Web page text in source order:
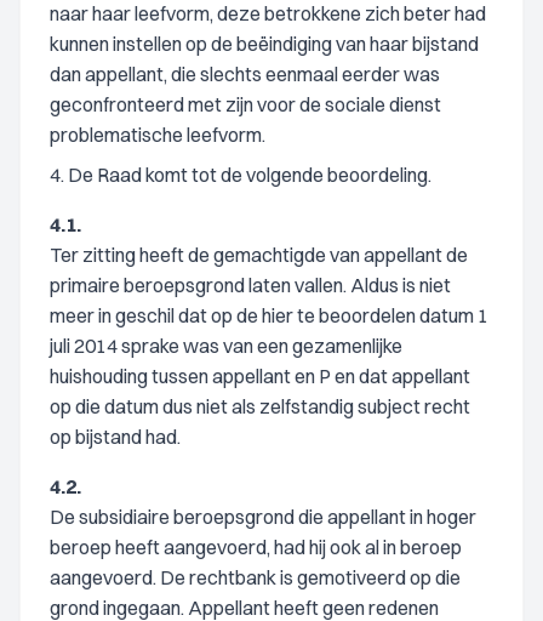
naar haar leefvorm, deze betrokkene zich beter had
kunnen instellen op de beëindiging van haar bijstand
dan appellant, die slechts eenmaal eerder was
geconfronteerd met zijn voor de sociale dienst
problematische leefvorm.
4. De Raad komt tot de volgende beoordeling.
4.1.
Ter zitting heeft de gemachtigde van appellant de
primaire beroepsgrond laten vallen. Aldus is niet
meer in geschil dat op de hier te beoordelen datum 1
juli 2014 sprake was van een gezamenlijke
huishouding tussen appellant en P en dat appellant
op die datum dus niet als zelfstandig subject recht
op bijstand had.
4.2.
De subsidiaire beroepsgrond die appellant in hoger
beroep heeft aangevoerd, had hij ook al in beroep
aangevoerd. De rechtbank is gemotiveerd op die
grond ingegaan. Appellant heeft geen redenen